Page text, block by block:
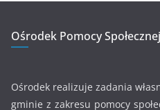
Ośrodek Pomocy
Ośrodek realizuje zadania
gminie z zakresu pomocy